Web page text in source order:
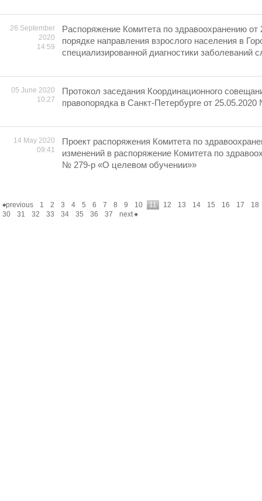
26 September
2020
14:59
Распоряжение Комитета по здравоохранению
порядке направления взрослого населения в
специализированной диагностики заболеваний
05 June 2020
10:27
Протокол заседания Координационного
правопорядка в Санкт-Петербурге от
14 May 2020
09:41
Проект распоряжения Комитета по
изменений в распоряжение Комитета по
№ 279-р «О целевом обучении»»
previous 1 2 3 4 5 6 7 8 9 10 11 12 13 14 15 16 17
18
30
31 32 33 34 35 36 37 next